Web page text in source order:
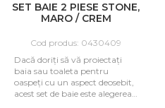
SET BAIE 2 PIESE STONE,
MARO / CREM
Cod produs: 0430409
Dacă doriți să vă proiectați
baia sau toaleta pentru
oaspeți cu un aspect deosebit,
acest set de baie este alegerea